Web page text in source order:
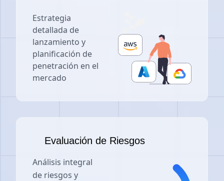
Estrategia
detallada de
lanzamiento y
planificación de
penetración en el
mercado
Evaluación de Riesgos
Análisis integral
de riesgos y